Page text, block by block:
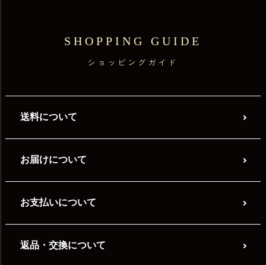
SHOPPING GUIDE
ショッピングガイド
送料について
お届けについて
お支払いについて
返品・交換について